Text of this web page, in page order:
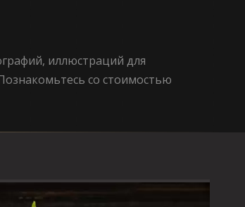
иллюстраций для
со стоимостью